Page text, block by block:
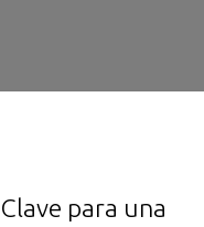
para una